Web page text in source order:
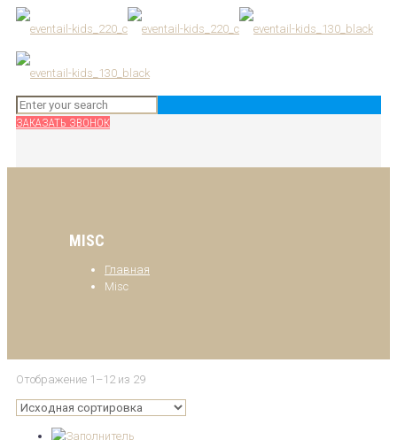
ЗАКАЗАТЬ ЗВОНОК
MISC
Главная
Misc
Отображение 1–12 из 29